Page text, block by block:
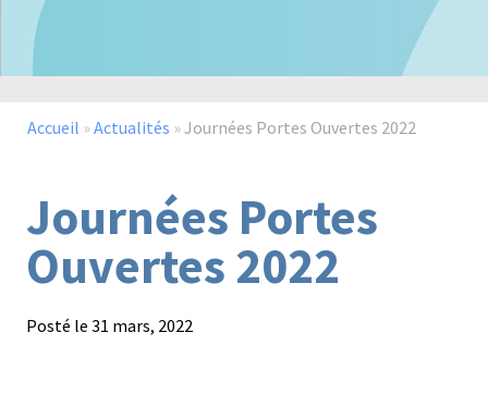
Accueil »Actualités »Journées Portes Ouvertes 2022
Journées Portes
Ouvertes 2022
Posté le 31 mars, 2022